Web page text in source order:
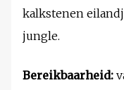
kalkstenen
jungle.
Bereikbaarheid: